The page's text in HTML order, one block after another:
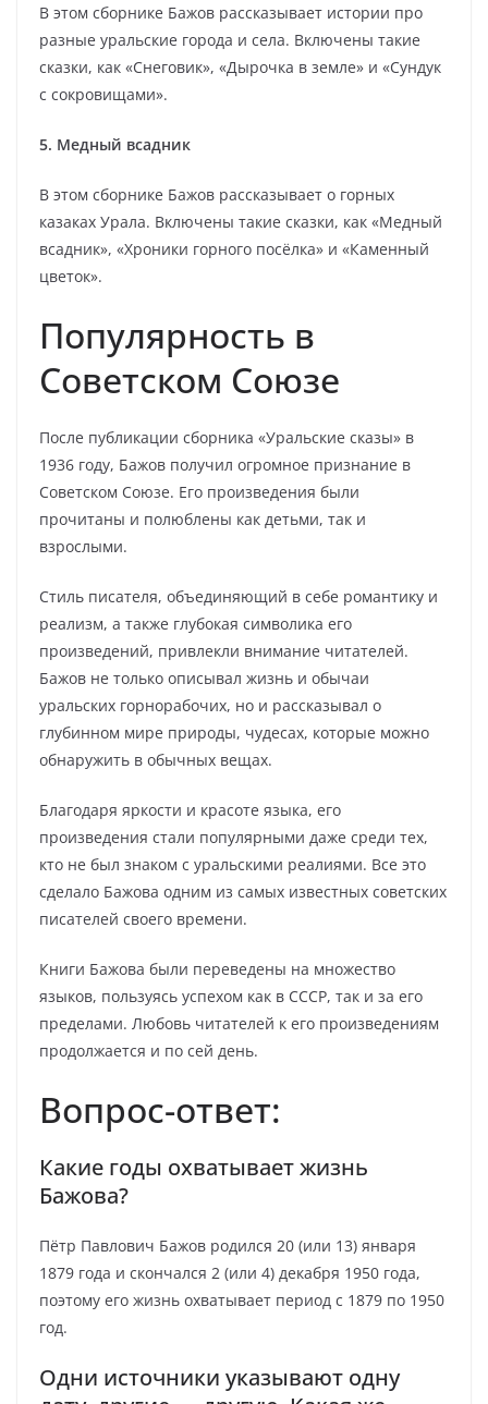
В этом сборнике Бажов рассказывает истории про
разные уральские города и села. Включены такие
сказки, как «Снеговик», «Дырочка в земле» и «Сундук
с сокровищами».
5. Медный всадник
В этом сборнике Бажов рассказывает о горных
казаках Урала. Включены такие сказки, как «Медный
всадник», «Хроники горного посёлка» и «Каменный
цветок».
Популярность в
Советском Союзе
После публикации сборника «Уральские сказы» в
1936 году, Бажов получил огромное признание в
Советском Союзе. Его произведения были
прочитаны и полюблены как детьми, так и
взрослыми.
Стиль писателя, объединяющий в себе романтику и
реализм, а также глубокая символика его
произведений, привлекли внимание читателей.
Бажов не только описывал жизнь и обычаи
уральских горнорабочих, но и рассказывал о
глубинном мире природы, чудесах, которые можно
обнаружить в обычных вещах.
Благодаря яркости и красоте языка, его
произведения стали популярными даже среди тех,
кто не был знаком с уральскими реалиями. Все это
сделало Бажова одним из самых известных советских
писателей своего времени.
Книги Бажова были переведены на множество
языков, пользуясь успехом как в СССР, так и за его
пределами. Любовь читателей к его произведениям
продолжается и по сей день.
Вопрос-ответ:
Какие годы охватывает жизнь
Бажова?
Пётр Павлович Бажов родился 20 (или 13) января
1879 года и скончался 2 (или 4) декабря 1950 года,
поэтому его жизнь охватывает период с 1879 по 1950
год.
Одни источники указывают одну